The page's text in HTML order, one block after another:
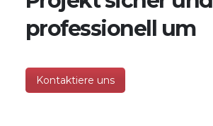
professionell um
Kontaktiere uns